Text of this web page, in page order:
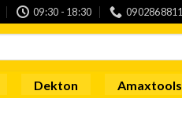
09:30 - 18:30 0902868811
Dekton Amaxtools